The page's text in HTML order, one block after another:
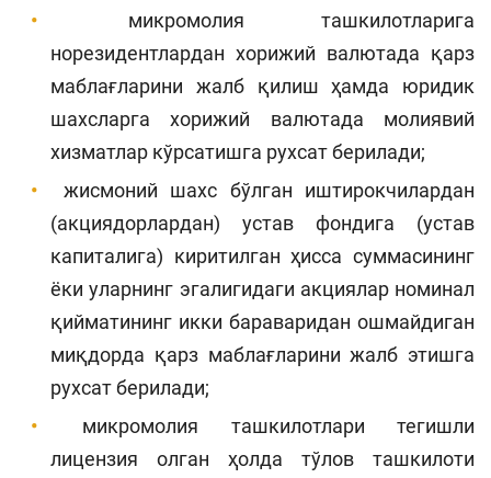
микромолия ташкилотларига
норезидентлардан хорижий валютада қарз
маблағларини жалб қилиш ҳамда юридик
шахсларга хорижий валютада молиявий
хизматлар кўрсатишга рухсат берилади;
жисмоний шахс бўлган иштирокчилардан
(акциядорлардан) устав фондига (устав
капиталига) киритилган ҳисса суммасининг
ёки уларнинг эгалигидаги акциялар номинал
қийматининг икки бараваридан ошмайдиган
миқдорда қарз маблағларини жалб этишга
рухсат берилади;
микромолия ташкилотлари тегишли
лицензия олган ҳолда тўлов ташкилоти